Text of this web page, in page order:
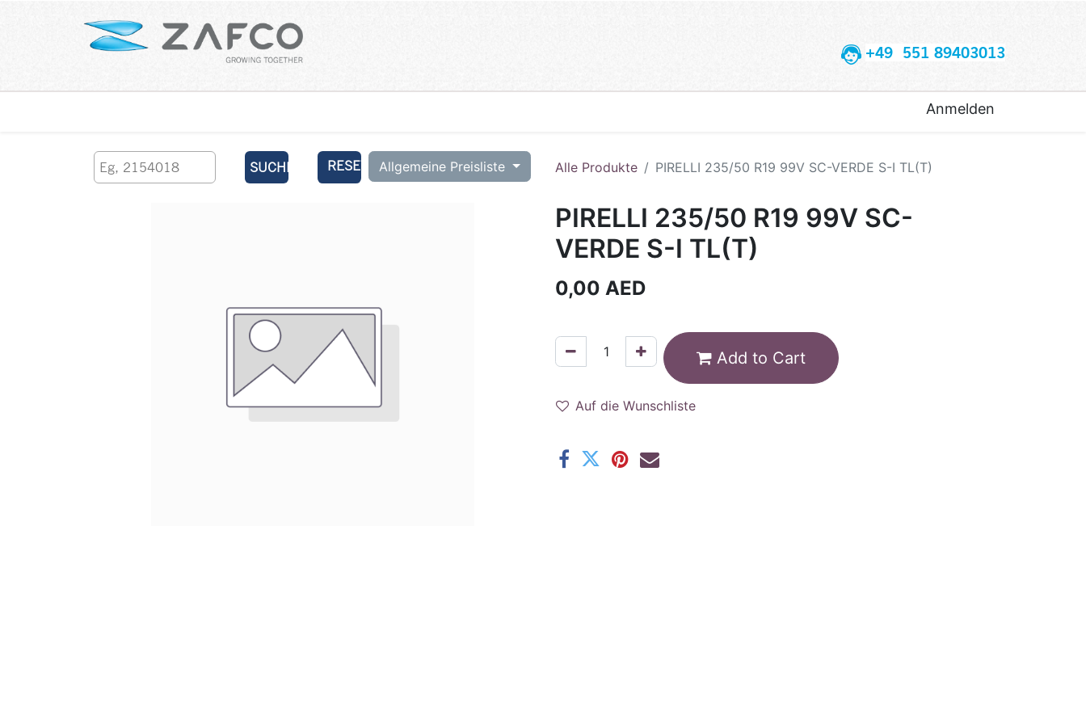
+49 551 89403013
Anmelden
SUCHEN RESET Allgemeine Preisliste Alle Produkte PIRELLI 235/50 R19 99V SC-VERDE S-I TL(T)
PIRELLI 235/50 R19 99V SC-
VERDE S-I TL(T)
0,00 AED
Add to Cart
Auf die Wunschliste